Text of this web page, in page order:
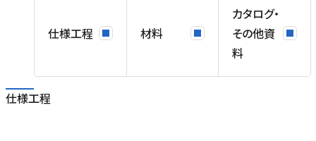
仕様工程 材料
カタログ・
その他資
料
仕様工程